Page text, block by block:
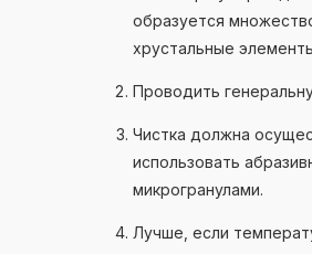
образуется
хрустальные
Проводить
Чистка должна
использовать
микрогранулами.
Лучше, если